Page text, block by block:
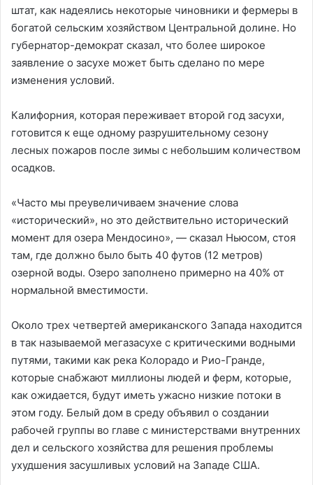
штат, как надеялись некоторые чиновники и фермеры в
богатой сельским хозяйством Центральной долине. Но
губернатор-демократ сказал, что более широкое
заявление о засухе может быть сделано по мере
изменения условий.
Калифорния, которая переживает второй год засухи,
готовится к еще одному разрушительному сезону
лесных пожаров после зимы с небольшим количеством
осадков.
«Часто мы преувеличиваем значение слова
«исторический», но это действительно исторический
момент для озера Мендосино», — сказал Ньюсом, стоя
там, где должно было быть 40 футов (12 метров)
озерной воды. Озеро заполнено примерно на 40% от
нормальной вместимости.
Около трех четвертей американского Запада находится
в так называемой мегазасухе с критическими водными
путями, такими как река Колорадо и Рио-Гранде,
которые снабжают миллионы людей и ферм, которые,
как ожидается, будут иметь ужасно низкие потоки в
этом году. Белый дом в среду объявил о создании
рабочей группы во главе с министерствами внутренних
дел и сельского хозяйства для решения проблемы
ухудшения засушливых условий на Западе США.